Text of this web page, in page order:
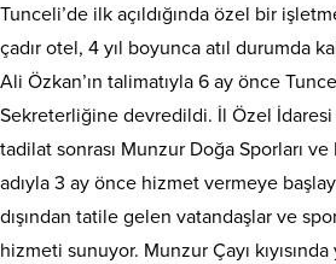
Tunceli’de ilk açıldığında özel bir
çadır otel, 4 yıl boyunca atıl durumda
Ali Özkan’ın talimatıyla 6 ay önce
Sekreterliğine devredildi. İl Özel İdaresi
tadilat sonrası Munzur Doğa Sporları
adıyla 3 ay önce hizmet vermeye
dışından tatile gelen vatandaşlar ve
hizmeti sunuyor. Munzur Çayı